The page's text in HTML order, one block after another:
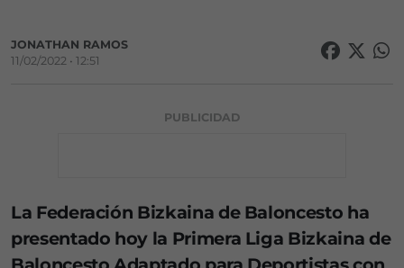
JONATHAN RAMOS
11/02/2022 • 12:51
PUBLICIDAD
La Federación Bizkaina de Baloncesto ha
presentado hoy la Primera Liga Bizkaina de